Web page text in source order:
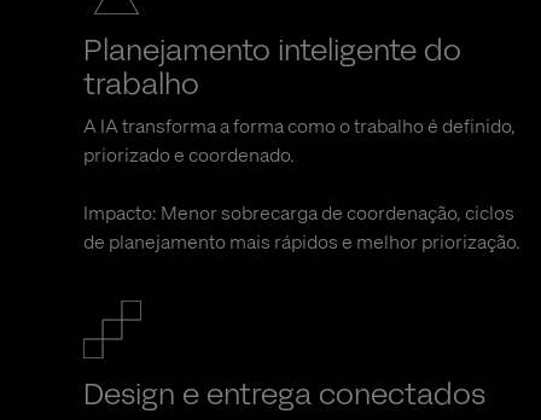
Planejamento inteligente do
trabalho
A IA transforma a forma como o trabalho é definido,
priorizado e coordenado.
Impacto: Menor sobrecarga de coordenação, ciclos
de planejamento mais rápidos e melhor priorização.
Design e entrega conectados